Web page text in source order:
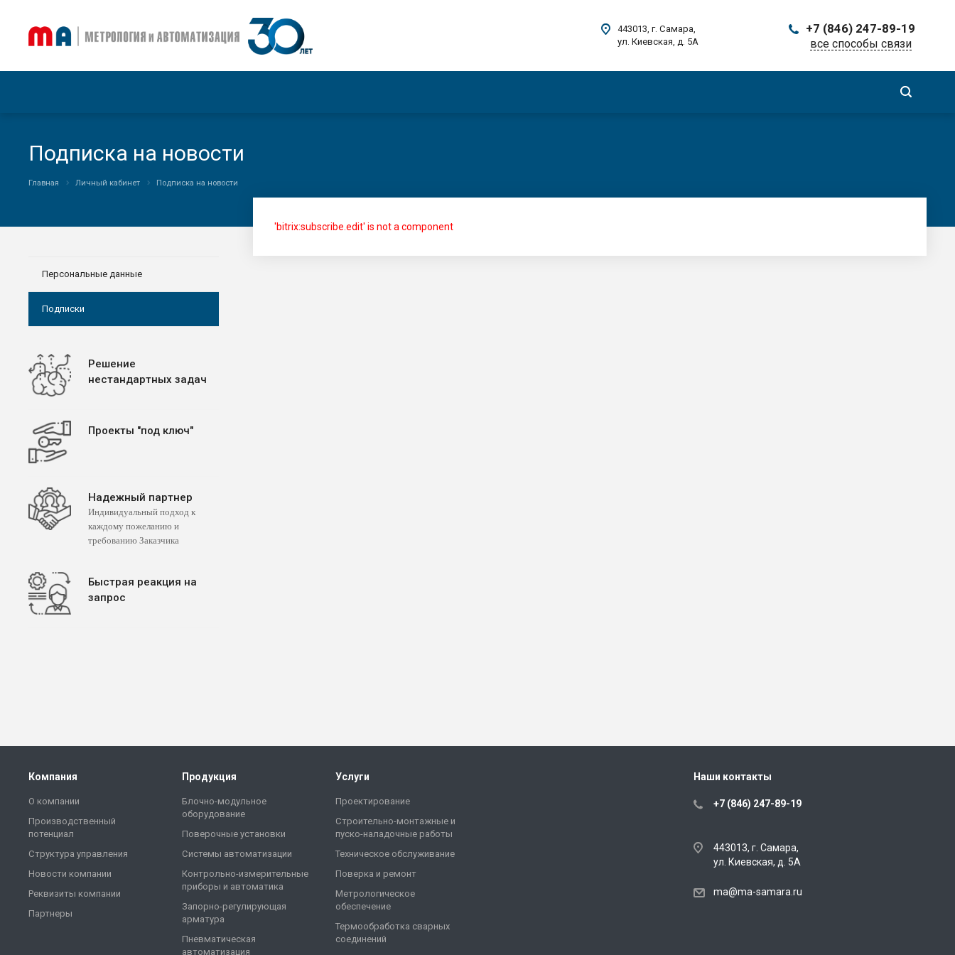
+7 (846) 247-89-19
все способы связи
443013, г. Самара,
ул. Киевская, д. 5А
Подписка на новости
Главная Личный кабинет Подписка на новости
'bitrix:subscribe.edit' is not a component
Персональные данные
Подписки
Решение
нестандартных задач
Проекты "под ключ"
Надежный партнер
Индивидуальный подход к
каждому пожеланию и
требованию Заказчика
Быстрая реакция на
запрос
Компания
О компании
Производственный
потенциал
Структура управления
Новости компании
Реквизиты компании
Партнеры
Продукция
Блочно-модульное
оборудование
Поверочные установки
Системы автоматизации
Контрольно-измерительные
приборы и автоматика
Запорно-регулирующая
арматура
Пневматическая
автоматизация
Услуги
Проектирование
Строительно-монтажные и
пуско-наладочные работы
Техническое обслуживание
Поверка и ремонт
Метрологическое
обеспечение
Термообработка сварных
соединений
Наши контакты
+7 (846) 247-89-19
443013, г. Самара,
ул. Киевская, д. 5А
ma@ma-samara.ru